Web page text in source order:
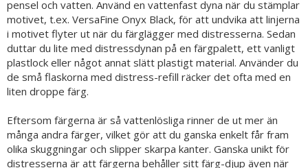
pensel och vatten. Använd en vattenfast dyna när du stämplar
motivet, t.ex. VersaFine Onyx Black, för att undvika att linjerna
i motivet flyter ut när du färglägger med distresserna. Sedan
duttar du lite med distressdynan på en färgpalett, ett vanligt
plastlock eller något annat slätt plastigt material. Använder du
de små flaskorna med distress-refill räcker det ofta med en
liten droppe färg.
Eftersom färgerna är så vattenlösliga rinner de ut mer än
många andra färger, vilket gör att du ganska enkelt får fram
olika skuggningar och slipper skarpa kanter. Ganska unikt för
distresserna är att färgerna behåller sitt färg-djup även när